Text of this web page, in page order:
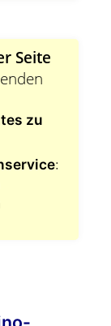
Seite
zu
: